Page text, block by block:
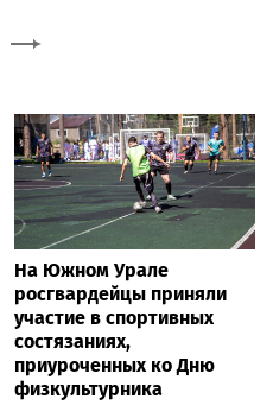
На Южном Урале
росгвардейцы приняли
участие в спортивных
состязаниях,
приуроченных ко Дню
физкультурника